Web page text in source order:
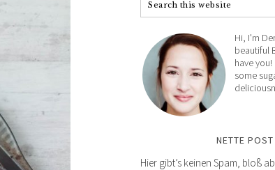
Hi, I'm
beautiful
have
some
NETTE POST
Hier gibt’s keinen Spam, bloß